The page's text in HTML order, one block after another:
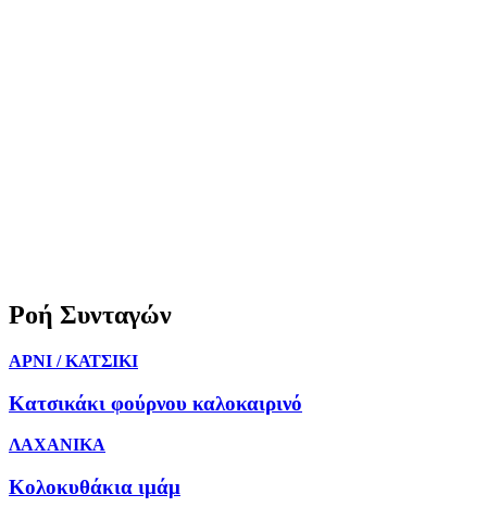
Ροή Συνταγών
ΑΡΝΙ / ΚΑΤΣΙΚΙ
Κατσικάκι φούρνου καλοκαιρινό
ΛΑΧΑΝΙΚΑ
Κολοκυθάκια ιμάμ